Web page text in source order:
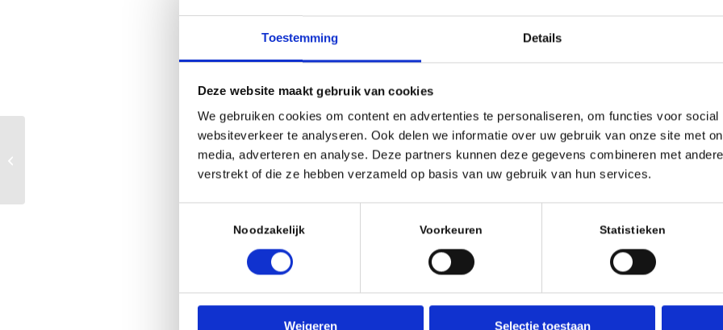
Toestemming Details
Deze website maakt gebruik van cookies
We gebruiken cookies om content en advertenties te personaliseren, om functies voor
websiteverkeer te analyseren. Ook delen we informatie over uw gebruik van onze site met
media, adverteren en analyse. Deze partners kunnen deze gegevens combineren met
verstrekt of die ze hebben verzameld op basis van uw gebruik van hun services.
Noodzakelijk Voorkeuren Statistieken
Weigeren Selectie toestaan
Wanneer
31 juli 2026
AAN AGENDA TOEVOEGEN
Download ICS Google Calendar iCalendar
Evenement type
Zomerschaak
Beschrijving